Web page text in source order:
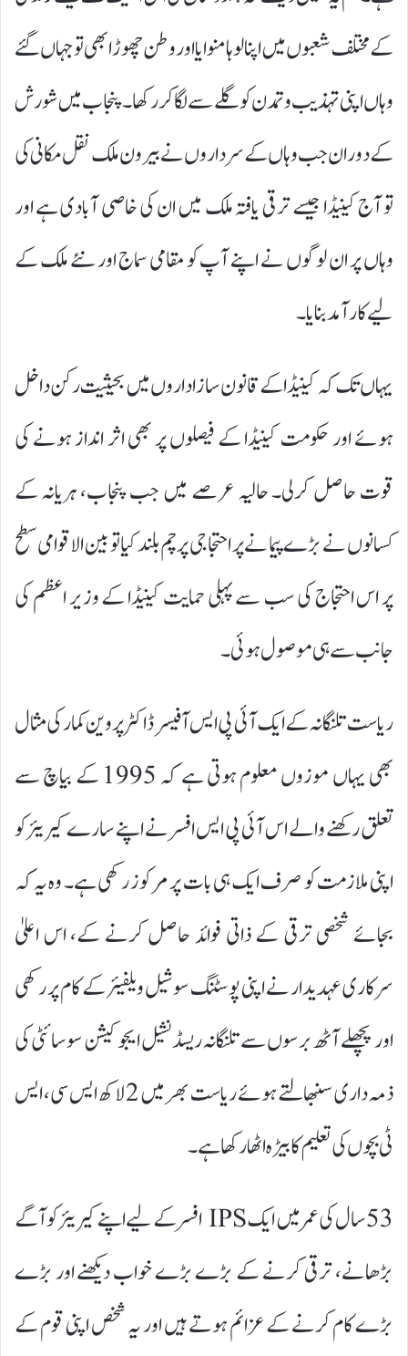
کے مختلف شعبوں میں اپنا لوہا منوایا اور وطن چھوڑا بھی تو جہاں گئے
وہاں اپنی تہذیب و تمدن کو گلے سے لگا کر رکھا۔ پنجاب میں شورش
کے دوران جب وہاں کے سرداروں نے بیرون ملک نقل مکانی کی
تو آج کینیڈا جیسے ترقی یافتہ ملک میں ان کی خاصی آبادی ہے اور
وہاں پر ان لوگوں نے اپنے آپ کو مقامی سماج اور نئے ملک کے
لیے کارآمد بنایا۔
یہاں تک کہ کینیڈا کے قانون ساز اداروں میں بحیثیت رکن داخل
ہوئے اور حکومت کینیڈا کے فیصلوں پر بھی اثر انداز ہونے کی
قوت حاصل کرلی۔ حالیہ عرصے میں جب پنجاب، ہریانہ کے
کسانوں نے بڑے پیمانے پر احتجاجی پرچم بلند کیا تو بین الاقوامی سطح
پر اس احتجاج کی سب سے پہلی حمایت کینیڈا کے وزیر اعظم کی
جانب سے ہی موصول ہوئی۔
ریاست تلنگانہ کے ایک آئی پی ایس آفیسر ڈاکٹر پروین کمار کی مثال
بھی یہاں موزوں معلوم ہوتی ہے کہ 1995 کے بیاچ سے
تعلق رکھنے والے اس آئی پی ایس افسر نے اپنے سارے کیریئر کو
اپنی ملازمت کو صرف ایک ہی بات پر مرکوز رکھی ہے۔ وہ یہ کہ
بجائے شخصی ترقی کے ذاتی فوائد حاصل کرنے کے، اس اعلیٰ
سرکاری عہدیدار نے اپنی پوسٹنگ سوشیل ویلفیئر کے کام پر رکھی
اور پچھلے آٹھ برسوں سے تلنگانہ ریسڈنشیل ایجوکیشن سوسائٹی کی
ذمہ داری سنبھالتے ہوئے ریاست بھر میں 2 لاکھ ایس سی، ایس
ٹی بچوں کی تعلیم کا بیڑہ اٹھا رکھا ہے۔
53 سال کی عمر میں ایک IPS افسر کے لیے اپنے کیریئر کو آگے
بڑھانے، ترقی کرنے کے بڑے بڑے خواب دیکھنے اور بڑے
بڑے کام کرنے کے عزائم ہوتے ہیں اور یہ شخص اپنی قوم کے